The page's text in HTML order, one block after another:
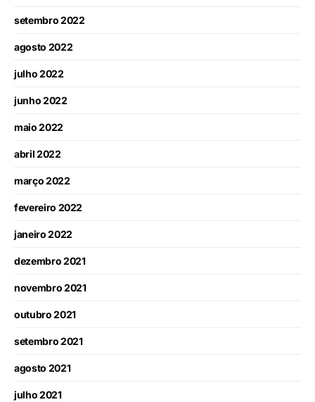
setembro 2022
agosto 2022
julho 2022
junho 2022
maio 2022
abril 2022
março 2022
fevereiro 2022
janeiro 2022
dezembro 2021
novembro 2021
outubro 2021
setembro 2021
agosto 2021
julho 2021